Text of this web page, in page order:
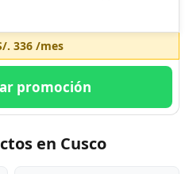
. 336/mes
promoción
en Cusco